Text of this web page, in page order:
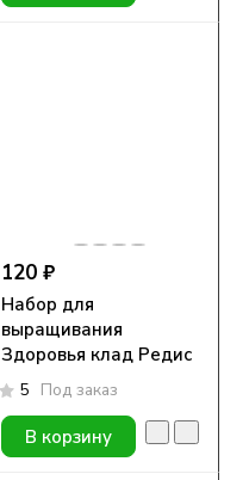
120 ₽
Набор для
выращивания
Здоровья клад Редис
5 Под заказ
В корзину